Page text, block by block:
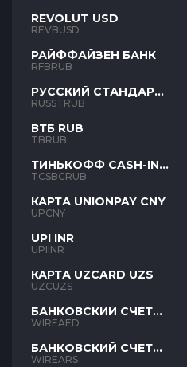
REVOLUT USD
REVBUSD
РАЙФФАЙЗЕН БАНК
RFBRUB
РУССКИЙ СТАНДАРТ
RUB
RUSSTRUB
ВТБ RUB
TBRUB
ТИНЬКОФФ CASH-IN
RUB
TCSBCRUB
КАРТА UNIONPAY CNY
UPCNY
UPI INR
UPIINR
КАРТА UZCARD UZS
UZCUZS
БАНКОВСКИЙ СЧЕТ
AED
WIREAED
БАНКОВСКИЙ СЧЕТ
ARS
WIREARS